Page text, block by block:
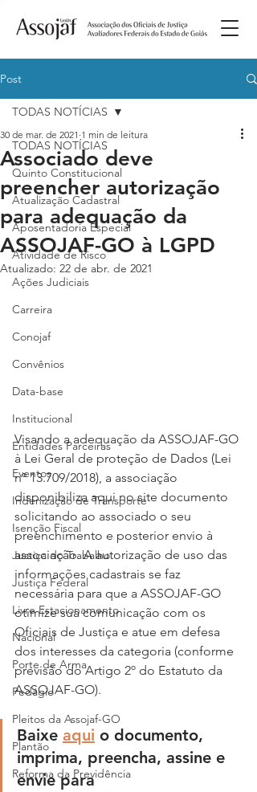
Post
TODAS NOTÍCIAS
Quinto Constitucional
Atualização Cadastral
Aposentadoria Especial
Atividade de Risco
Ações Judiciais
Carreira
Conojaf
Convênios
Data-base
Institucional
Entidades Parceiras
Eventos
Indenização de Transporte
Isenção Fiscal
Justiça do Trabalho
Justiça Federal
Livre Estacionamento
Nacional
Porte de Arma
Pedágio
Pleitos da Assojaf-GO
Plantão
Reforma da Previdência
TODAS NOTÍCIAS
Associado deve
preencher autorização
para adequação da
ASSOJAF-GO à LGPD
30 de mar. de 2021 1 min de leitura
Atualizado: 22 de abr. de 2021
Visando a adequação da ASSOJAF-GO
à Lei Geral de proteção de Dados (Lei
nº 13.709/2018), a associação
disponibiliza aqui no site documento
solicitando ao associado o seu
preenchimento e posterior envio à
associação. A autorização de uso das
informações cadastrais se faz
necessária para que a ASSOJAF-GO
otimize sua comunicação com os
Oficiais de Justiça e atue em defesa
dos interesses da categoria (conforme
previsão do Artigo 2º do Estatuto da
ASSOJAF-GO).
Baixe aqui o documento,
imprima, preencha, assine e
envie para